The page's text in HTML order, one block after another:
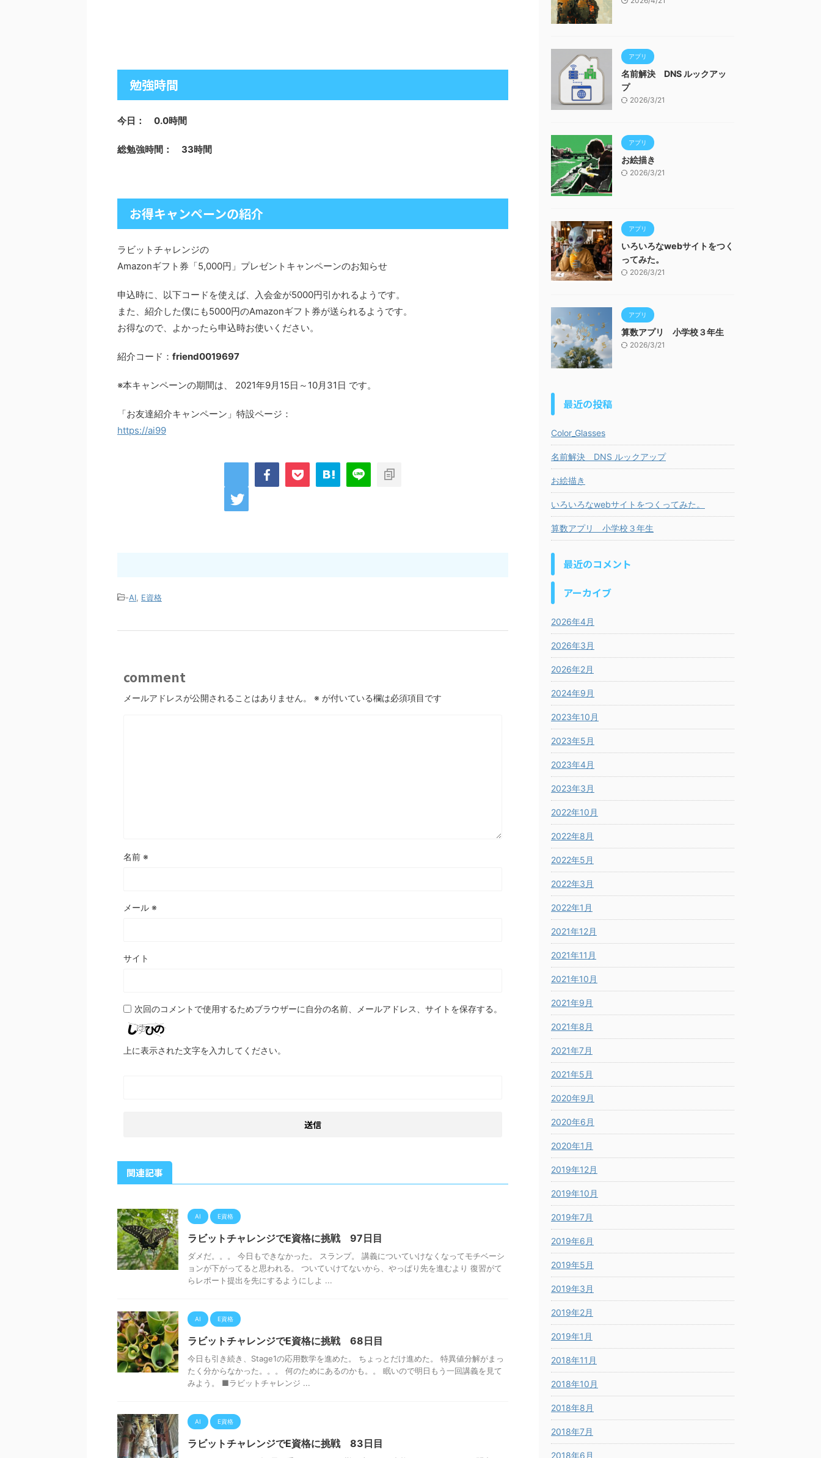
勉強時間
今日： 0.0時間
総勉強時間： 33時間
お得キャンペーンの紹介
ラビットチャレンジの
Amazonギフト券「5,000円」プレゼントキャンペーンのお知らせ
申込時に、以下コードを使えば、入会金が5000円引かれるようです。
また、紹介した僕にも5000円のAmazonギフト券が送られるようです。
お得なので、よかったら申込時お使いください。
紹介コード： friend0019697
※本キャンペーンの期間は、 2021年9月15日～10月31日 です。
「お友達紹介キャンペーン」特設ページ：
https://ai99
-AI, E資格
comment
メールアドレスが公開されることはありません。 ※ が付いている欄は必須項目です
名前 ※
メール ※
サイト
次回のコメントで使用するためブラウザーに自分の名前、メールアドレス、サイトを保存する。
上に表示された文字を入力してください。
関連記事
AI E資格
ラビットチャレンジでE資格に挑戦 97日目
ダメだ。。。 今日もできなかった。 スランプ。 講義についていけなくなってモチベーシ
ョンが下がってると思われる。 ついていけてないから、やっぱり先を進むより 復習がて
らレポート提出を先にするようにしよ ...
AI E資格
ラビットチャレンジでE資格に挑戦 68日目
今日も引き続き、Stage1の応用数学を進めた。 ちょっとだけ進めた。 特異値分解がまっ
たく分からなかった。。。 何のためにあるのかも。。 眠いので明日もう一回講義を見て
みよう。 ■ラビットチャレンジ ...
AI E資格
ラビットチャレンジでE資格に挑戦 83日目
アプリ
名前解決 DNS ルックアッ
プ
2026/3/21
アプリ
お絵描き
2026/3/21
アプリ
いろいろなwebサイトをつく
ってみた。
2026/3/21
アプリ
算数アプリ 小学校３年生
2026/3/21
最近の投稿
Color_Glasses
名前解決 DNS ルックアップ
お絵描き
いろいろなwebサイトをつくってみた。
算数アプリ 小学校３年生
最近のコメント
アーカイブ
2026年4月
2026年3月
2026年2月
2024年9月
2023年10月
2023年5月
2023年4月
2023年3月
2022年10月
2022年8月
2022年5月
2022年3月
2022年1月
2021年12月
2021年11月
2021年10月
2021年9月
2021年8月
2021年7月
2021年5月
2020年9月
2020年6月
2020年1月
2019年12月
2019年10月
2019年7月
2019年6月
2019年5月
2019年3月
2019年2月
2019年1月
2018年11月
2018年10月
2018年8月
2018年7月
2018年6月